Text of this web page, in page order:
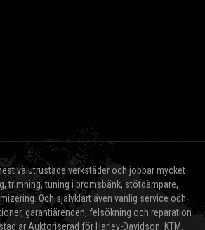
välutrustade verkstäder och jobbar mycket
trimning, tuning i bromsbänk, stötdämpare,
Och självklart även vanlig service och
garantiärenden, felsökning och reparation
är Auktoriserad för Harley-Davidson, KTM,